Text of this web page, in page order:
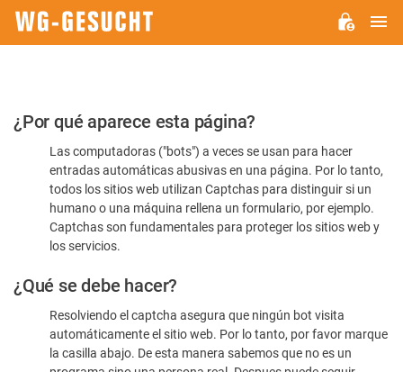
Por
favor,
confirme
humano
¿Por qué aparece esta página?
Las computadoras ("bots") a veces se usan para hacer
entradas automáticas abusivas en una página. Por lo tanto,
todos los sitios web utilizan Captchas para distinguir si un
humano o una máquina rellena un formulario, por ejemplo.
Captchas son fundamentales para proteger los sitios web y
los servicios.
¿Qué se debe hacer?
Resolviendo el captcha asegura que ningún bot visita
automáticamente el sitio web. Por lo tanto, por favor marque
la casilla abajo. De esta manera sabemos que no es un